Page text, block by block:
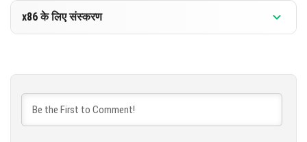
x86 के लिए संस्करण